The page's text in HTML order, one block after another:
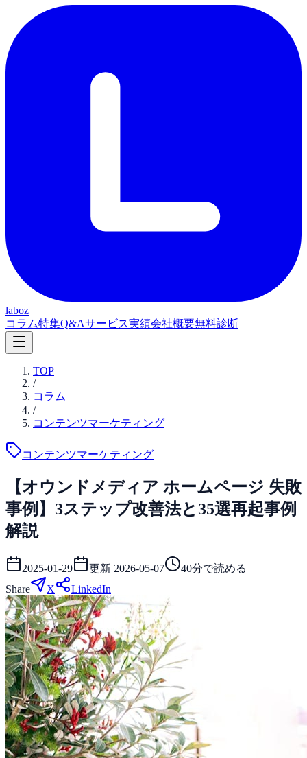
laboz
コラム特集Q&Aサービス実績会社概要無料診断
TOP
/
コラム
/
コンテンツマーケティング
コンテンツマーケティング
【オウンドメディア ホームページ 失敗
事例】3ステップ改善法と35選再起事例
解説
2025-01-29 更新 2026-05-07 40分で読める
Share
X LinkedIn